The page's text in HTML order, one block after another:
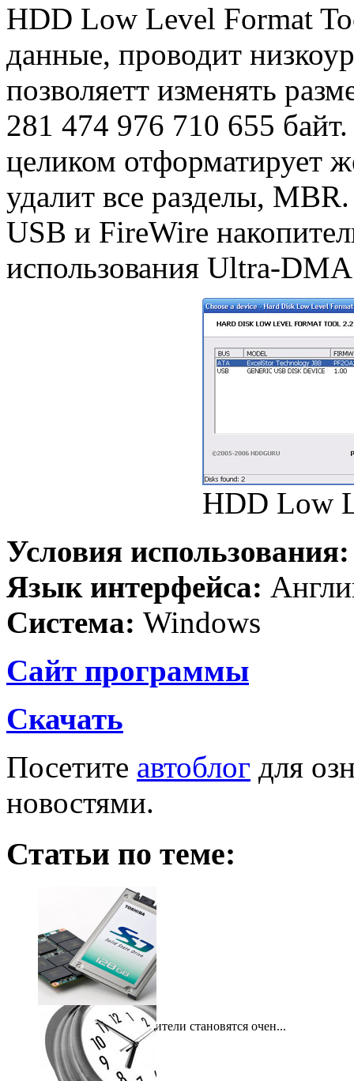
HDD Low Level Format
данные, проводит
позволяетт изменять
281 474 976 710 655
целиком отформатирует
удалит все разделы,
USB и FireWire
использования Ultra-
HDD Low
Условия
Язык интерфейса:
Система: Windows
Сайт программы
Скачать
Посетите автоблог для
новостями.
Статьи по теме:
Как настроить SSD
Твердотельные накопители становятся очен...
2014-11-08